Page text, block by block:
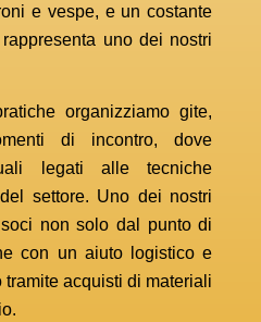
e vespe, e un costante
uno dei nostri
organizziamo gite,
di incontro, dove
legati alle tecniche
settore. Uno dei nostri
non solo dal punto di
con un aiuto logistico e
acquisti di materiali